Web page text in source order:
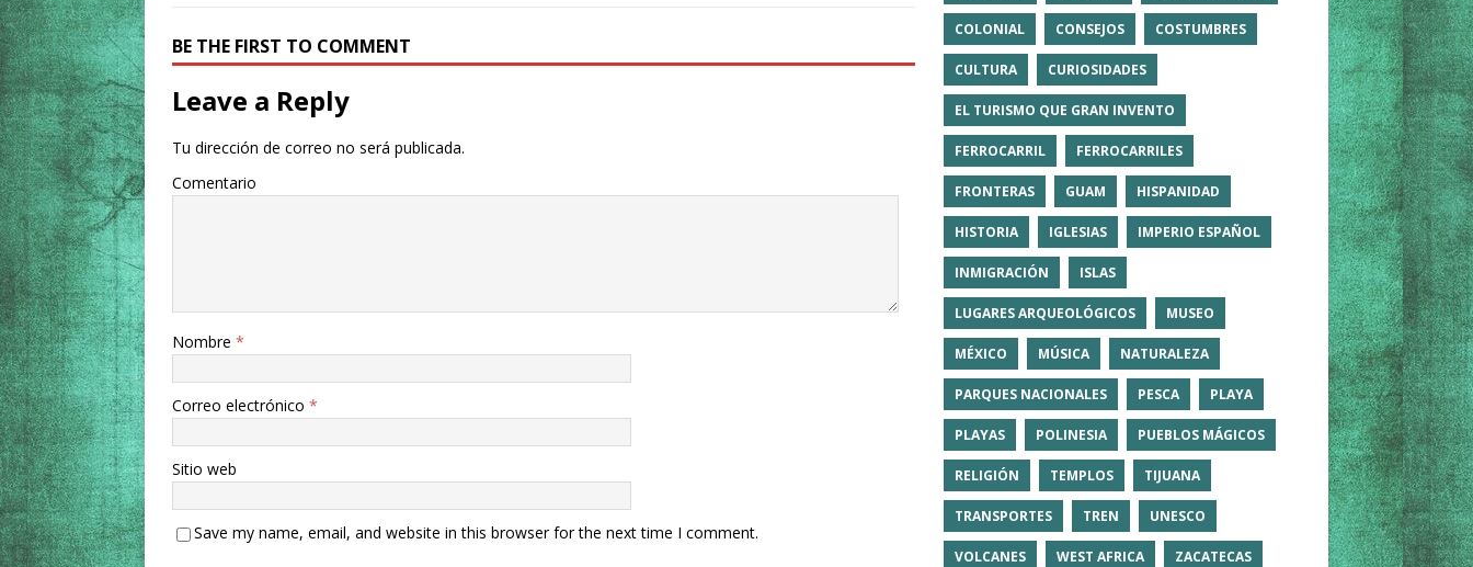
BE THE FIRST TO COMMENT
Leave a Reply
Tu dirección de correo no será publicada.
Comentario
Nombre *
Correo electrónico *
Sitio web
Save my name, email, and website in this browser for the next time I comment.
COLONIAL CONSEJOS COSTUMBRES
CULTURA CURIOSIDADES
EL TURISMO QUE GRAN INVENTO
FERROCARRIL FERROCARRILES
FRONTERAS GUAM HISPANIDAD
HISTORIA IGLESIAS IMPERIO ESPAÑOL
INMIGRACIÓN ISLAS
LUGARES ARQUEOLÓGICOS MUSEO
MÉXICO MÚSICA NATURALEZA
PARQUES NACIONALES PESCA PLAYA
PLAYAS POLINESIA PUEBLOS MÁGICOS
RELIGIÓN TEMPLOS TIJUANA
TRANSPORTES TREN UNESCO
VOLCANES WEST AFRICA ZACATECAS